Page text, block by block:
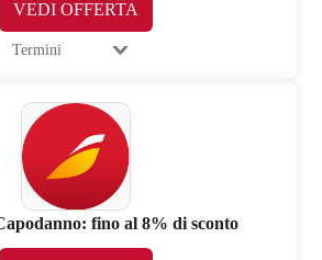
VEDI OFFERTA
Termini
fino al 8% di sconto